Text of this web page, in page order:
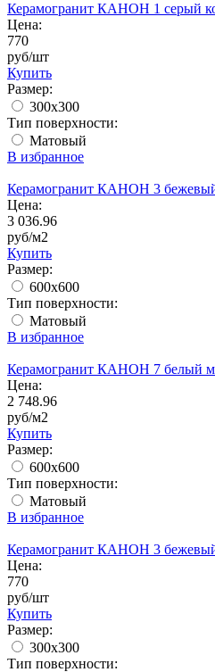
Керамогранит КАНОН 1 серый
Цена:
770
руб/шт
Купить
Размер:
300x300
Тип поверхности:
Матовый
В избранное
Керамогранит КАНОН 3
Цена:
3 036.96
руб/м2
Купить
Размер:
600x600
Тип поверхности:
Матовый
В избранное
Керамогранит КАНОН 7 белый
Цена:
2 748.96
руб/м2
Купить
Размер:
600x600
Тип поверхности:
Матовый
В избранное
Керамогранит КАНОН 3
Цена:
770
руб/шт
Купить
Размер:
300x300
Тип поверхности: